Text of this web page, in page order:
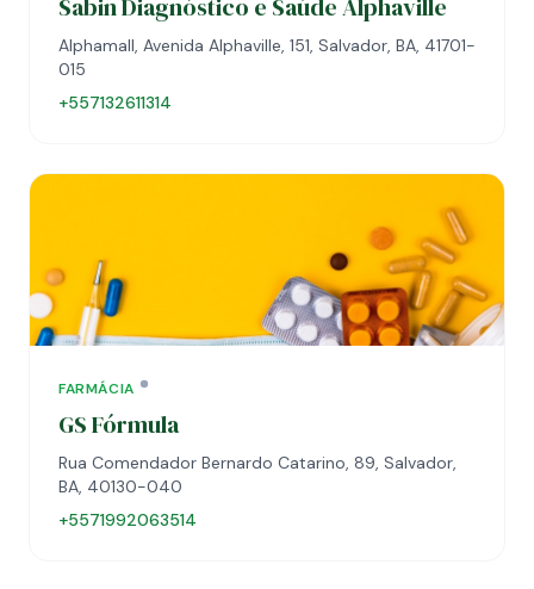
Sabin Diagnóstico e Saúde Alphaville
Alphamall, Avenida Alphaville, 151, Salvador, BA, 41701-
015
+557132611314
FARMÁCIA
GS Fórmula
Rua Comendador Bernardo Catarino, 89, Salvador,
BA, 40130-040
+5571992063514